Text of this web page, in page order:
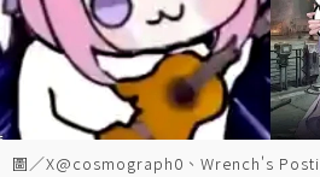
圖／X@cosmograph0、Wrench's